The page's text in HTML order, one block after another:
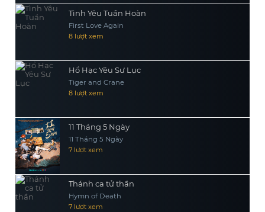
Tình Yêu Tuần Hoàn
First Love Again
8 lượt xem
Hổ Hạc Yêu Sư Lục
Tiger and Crane
8 lượt xem
11 Tháng 5 Ngày
11 Tháng 5 Ngày
7 lượt xem
Thánh ca tử thần
Hymn of Death
7 lượt xem